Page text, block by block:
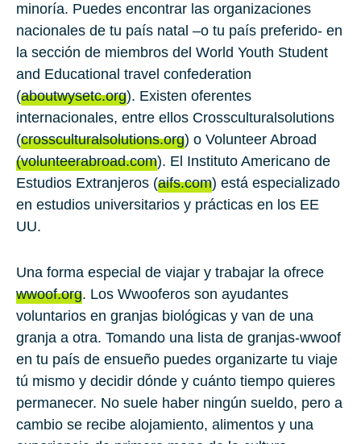
minoría. Puedes encontrar las organizaciones
nacionales de tu país natal –o tu país preferido- en
la sección de miembros del World Youth Student
and Educational travel confederation
(aboutwysetc.org). Existen oferentes
internacionales, entre ellos Crossculturalsolutions
(crossculturalsolutions.org) o Volunteer Abroad
(volunteerabroad.com). El Instituto Americano de
Estudios Extranjeros (aifs.com) está especializado
en estudios universitarios y prácticas en los EE
UU.
Una forma especial de viajar y trabajar la ofrece
wwoof.org. Los Wwooferos son ayudantes
voluntarios en granjas biológicas y van de una
granja a otra. Tomando una lista de granjas-wwoof
en tu país de ensueño puedes organizarte tu viaje
tú mismo y decidir dónde y cuánto tiempo quieres
permanecer. No suele haber ningún sueldo, pero a
cambio se recibe alojamiento, alimentos y una